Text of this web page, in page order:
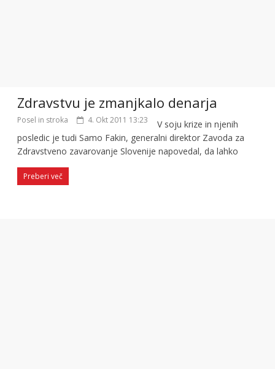
Zdravstvu je zmanjkalo denarja
Posel in stroka 4. Okt 2011 13:23
V soju krize in njenih
posledic je tudi Samo Fakin, generalni direktor Zavoda za
Zdravstveno zavarovanje Slovenije napovedal, da lahko
Preberi več